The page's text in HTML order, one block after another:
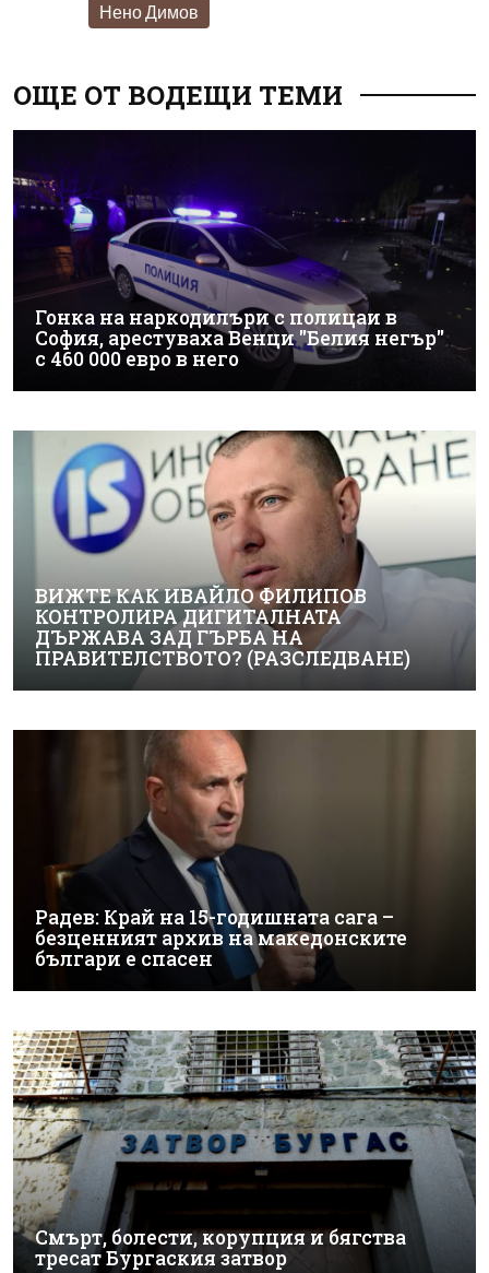
Нено Димов
ОЩЕ ОТ ВОДЕЩИ ТЕМИ
Гонка на наркодилъри с полицаи в
София, арестуваха Венци "Белия негър"
с 460 000 евро в него
ВИЖТЕ КАК ИВАЙЛО ФИЛИПОВ
КОНТРОЛИРА ДИГИТАЛНАТА
ДЪРЖАВА ЗАД ГЪРБА НА
ПРАВИТЕЛСТВОТО? (РАЗСЛЕДВАНЕ)
Радев: Край на 15-годишната сага –
безценният архив на македонските
българи е спасен
Смърт, болести, корупция и бягства
тресат Бургаския затвор